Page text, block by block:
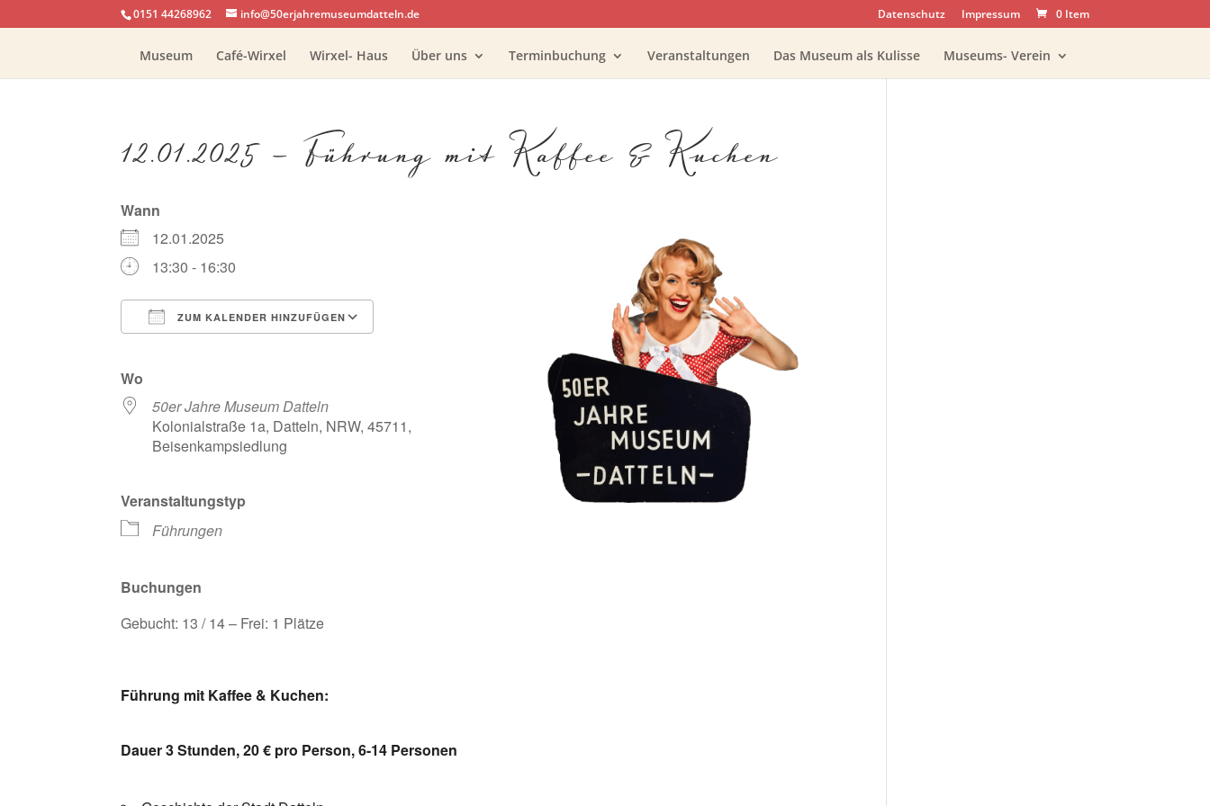
0151 44268962 info@50erjahremuseumdatteln.de Datenschutz Impressum 0 Item
Museum Café-Wirxel Wirxel- Haus Über uns Terminbuchung Veranstaltungen Das Museum als Kulisse Museums- Verein
12.01.2025 – Führung mit Kaffee & Kuchen
Wann
12.01.2025
13:30 - 16:30
ZUM KALENDER HINZUFÜGEN
iCalendar
Wo
50er Jahre Museum Datteln
Kolonialstraße 1a, Datteln, NRW, 45711,
Beisenkampsiedlung
Veranstaltungstyp
Führungen
Buchungen
Gebucht: 13 / 14 – Frei: 1 Plätze
Führung mit Kaffee & Kuchen:
Dauer 3 Stunden, 20 € pro Person, 6-14 Personen